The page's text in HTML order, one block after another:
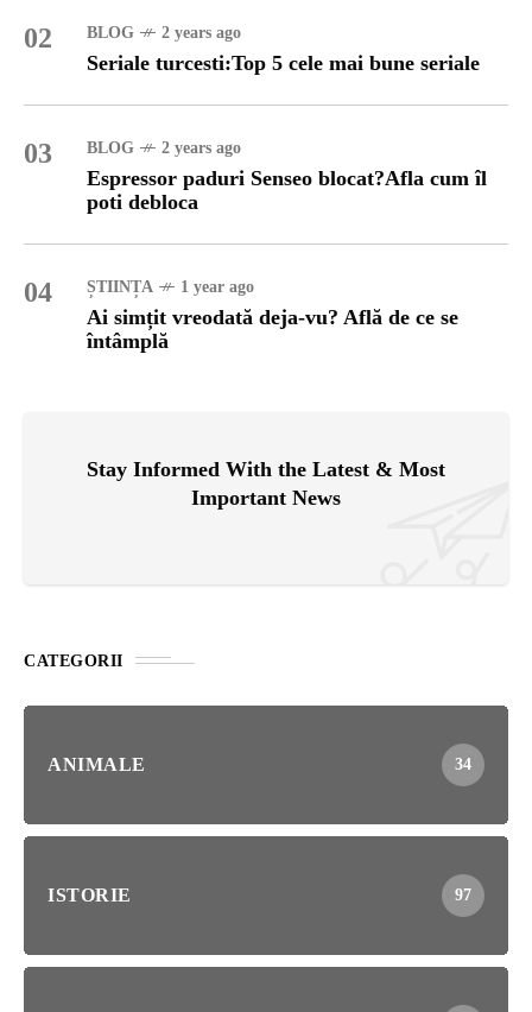
02 BLOG 2 years ago
Seriale turcesti:Top 5 cele mai bune seriale
03 BLOG 2 years ago
Espressor paduri Senseo blocat?Afla cum îl
poti debloca
04 ȘTIINȚA 1 year ago
Ai simțit vreodată deja-vu? Află de ce se
întâmplă
Stay Informed With the Latest & Most
Important News
CATEGORII
ANIMALE 34
ISTORIE 97